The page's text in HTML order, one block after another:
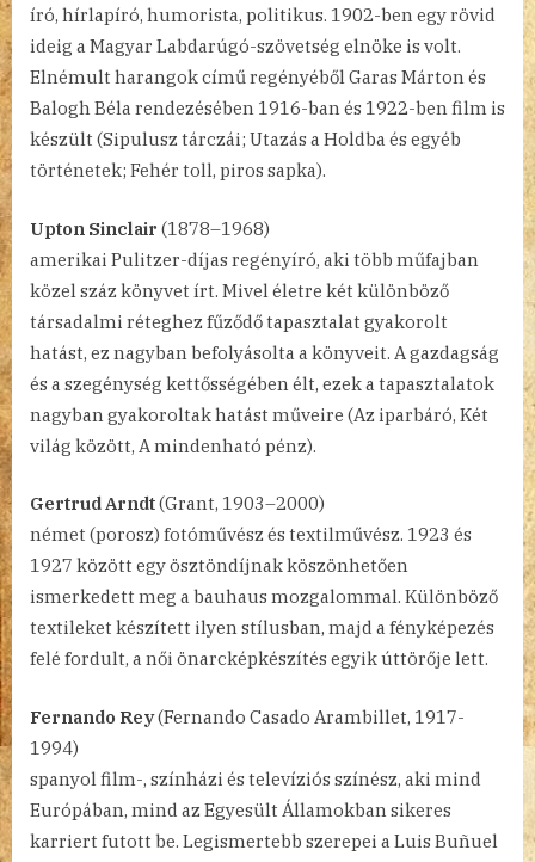
író, hírlapíró, humorista, politikus. 1902-ben egy rövid
ideig a Magyar Labdarúgó-szövetség elnöke is volt.
Elnémult harangok című regényéből Garas Márton és
Balogh Béla rendezésében 1916-ban és 1922-ben film is
készült (Sipulusz tárczái; Utazás a Holdba és egyéb
történetek; Fehér toll, piros sapka).
Upton Sinclair (1878–1968)
amerikai Pulitzer-díjas regényíró, aki több műfajban
közel száz könyvet írt. Mivel életre két különböző
társadalmi réteghez fűződő tapasztalat gyakorolt
hatást, ez nagyban befolyásolta a könyveit. A gazdagság
és a szegénység kettősségében élt, ezek a tapasztalatok
nagyban gyakoroltak hatást műveire (Az iparbáró, Két
világ között, A mindenható pénz).
Gertrud Arndt(Grant, 1903–2000)
német (porosz) fotóművész és textilművész. 1923 és
1927 között egy ösztöndíjnak köszönhetően
ismerkedett meg a bauhaus mozgalommal. Különböző
textileket készített ilyen stílusban, majd a fényképezés
felé fordult, a női önarcképkészítés egyik úttörője lett.
Fernando Rey(Fernando Casado Arambillet, 1917-
1994)
spanyol film-, színházi és televíziós színész, aki mind
Európában, mind az Egyesült Államokban sikeres
karriert futott be. Legismertebb szerepei a Luis Buñuel